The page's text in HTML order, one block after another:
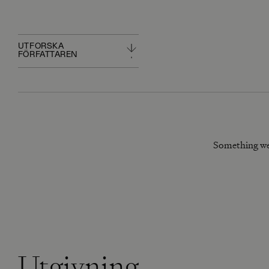
UTFORSKA
FÖRFATTAREN
Something